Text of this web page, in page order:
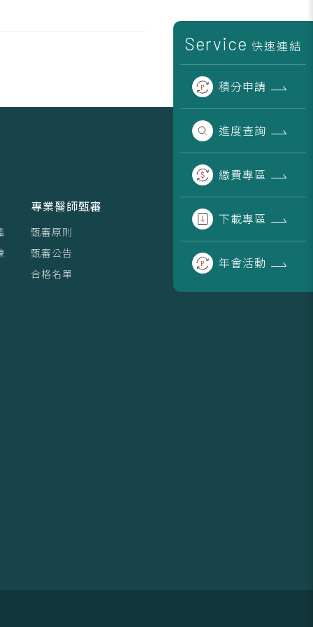
Service 快速連結
積分申請
進度查詢
繳費專區
下載專區
年會活動
專業醫師甄審
甄審原則
甄審公告
合格名單